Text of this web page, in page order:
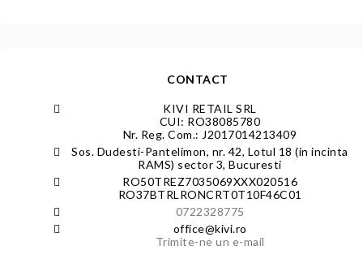
CONTACT
KIVI RETAIL SRL
CUI: RO38085780
Nr. Reg. Com.: J2017014213409
Sos. Dudesti-Pantelimon, nr. 42, Lotul 18 (in incinta
RAMS) sector 3, Bucuresti
RO50TREZ7035069XXX020516
RO37BTRLRONCRT0T10F46C01
0722328775
office@kivi.ro
Trimite-ne un e-mail